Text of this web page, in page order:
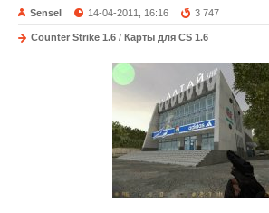
SenseI 14-04-2011, 16:16 3 747
Counter Strike 1.6 / Карты для CS 1.6